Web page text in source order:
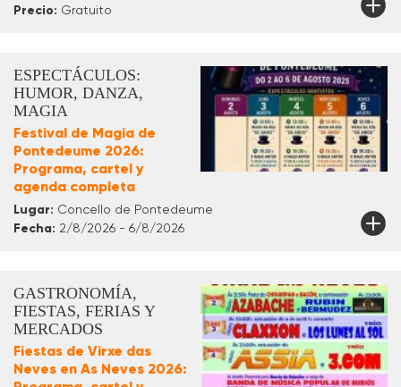
Precio: Gratuito
ESPECTÁCULOS:
HUMOR, DANZA,
MAGIA
Festival de Magia de
Pontedeume 2026:
Programa, cartel y
agenda completa
Lugar: Concello de Pontedeume
Fecha: 2/8/2026 - 6/8/2026
GASTRONOMÍA,
FIESTAS, FERIAS Y
MERCADOS
Fiestas de Virxe das
Neves en As Neves 2026: